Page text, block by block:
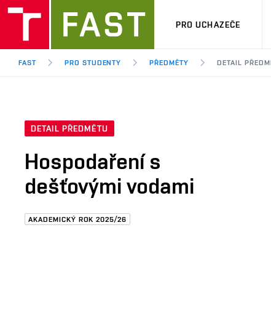
PRO UCHAZEČE
FAST PRO STUDENTY PŘEDMĚTY DETAIL
DETAIL PŘEDMĚTU
Hospodaření s
dešťovými vodami
AKADEMICKÝ ROK 2025/26